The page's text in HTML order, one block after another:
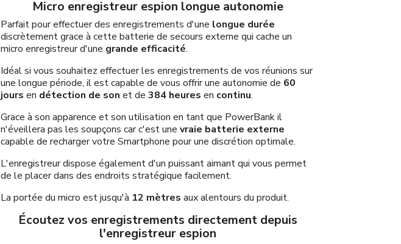
Micro enregistreur espion longue autonomie
Parfait pour effectuer des enregistrements d'une longue durée
discrètement grace à cette batterie de secours externe qui cache un
micro enregistreur d'une grande efficacité.
Idéal si vous souhaitez effectuer les enregistrements de vos réunions sur
une longue période, il est capable de vous offrir une autonomie de 60
jours en détection de son et de 384 heures en continu.
Grace à son apparence et son utilisation en tant que PowerBank il
n'éveillera pas les soupçons car c'est une vraie batterie externe
capable de recharger votre Smartphone pour une discrétion optimale.
L'enregistreur dispose également d'un puissant aimant qui vous permet
de le placer dans des endroits stratégique facilement.
La portée du micro est jusqu'à 12 mètres aux alentours du produit.
Écoutez vos enregistrements directement depuis
l'enregistreur espion